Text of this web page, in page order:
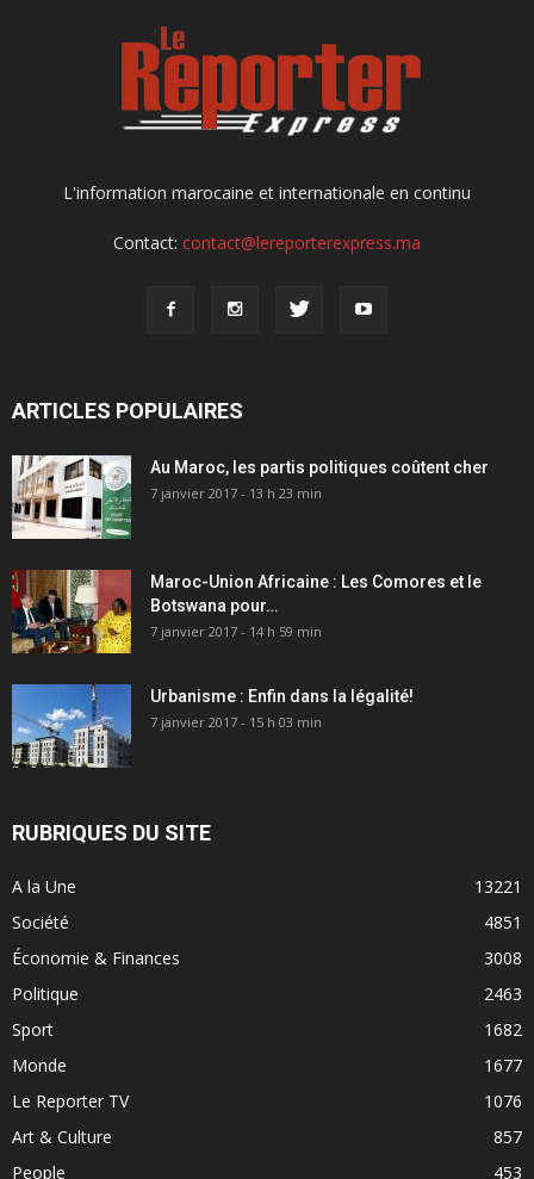
L'information marocaine et internationale en continu
Contact: contact@lereporterexpress.ma
ARTICLES POPULAIRES
Au Maroc, les partis politiques coûtent cher
7 janvier 2017 - 13 h 23 min
Maroc-Union Africaine : Les Comores et le
Botswana pour…
7 janvier 2017 - 14 h 59 min
Urbanisme : Enfin dans la légalité!
7 janvier 2017 - 15 h 03 min
RUBRIQUES DU SITE
A la Une
13221
Société
4851
Économie & Finances
3008
Politique
2463
Sport
1682
Monde
1677
Le Reporter TV
1076
Art & Culture
857
People
453